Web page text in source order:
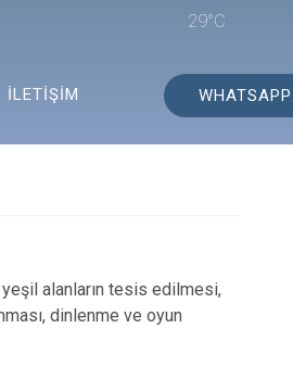
29°C
İLETİŞİM
alanların tesis edilmesi,
dinlenme ve oyun